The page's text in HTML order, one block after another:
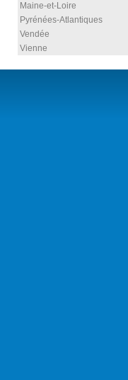
Maine-et-Loire
Pyrénées-Atlantiques
Vendée
Vienne